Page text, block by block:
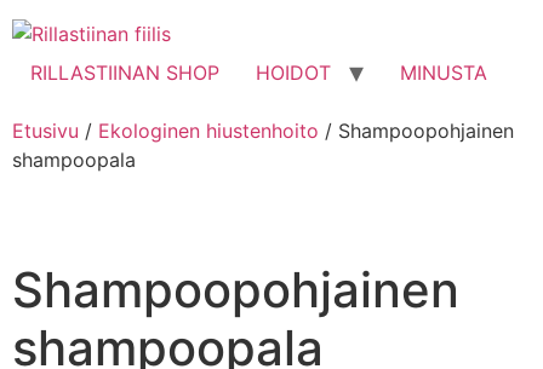
Mene
sisältöön
RILLASTIINAN SHOP
HOIDOT MINUSTA
Etusivu / Ekologinen hiustenhoito / Shampoopohjainen
shampoopala
Shampoopohjainen
shampoopala